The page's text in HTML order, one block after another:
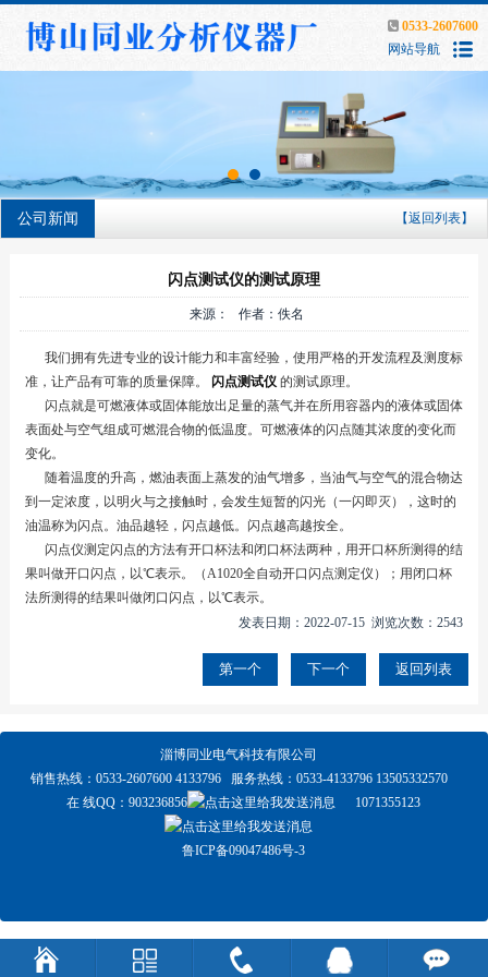
0533-2607600
网站导航
公司新闻 【返回列表】
闪点测试仪的测试原理
来源： 作者：佚名
我们拥有先进专业的设计能力和丰富经验，使用严格的开发流程及测度标
准，让产品有可靠的质量保障。
闪点测试仪 的测试原理。
闪点就是可燃液体或固体能放出足量的蒸气并在所用容器内的液体或固体
表面处与空气组成可燃混合物的低温度。可燃液体的闪点随其浓度的变化而
变化。
随着温度的升高，燃油表面上蒸发的油气增多，当油气与空气的混合物达
到一定浓度，以明火与之接触时，会发生短暂的闪光（一闪即灭），这时的
油温称为闪点。油品越轻，闪点越低。闪点越高越按全。
闪点仪测定闪点的方法有开口杯法和闭口杯法两种，用开口杯所测得的结
果叫做开口闪点，以℃表示。（A1020全自动开口闪点测定仪）；用闭口杯
法所测得的结果叫做闭口闪点，以℃表示。
发表日期：2022-07-15 浏览次数：2543
第一个 下一个 返回列表
淄博同业电气科技有限公司
销售热线：0533-2607600 4133796 服务热线：0533-4133796 13505332570
在 线QQ：903236856 1071355123
鲁ICP备09047486号-3